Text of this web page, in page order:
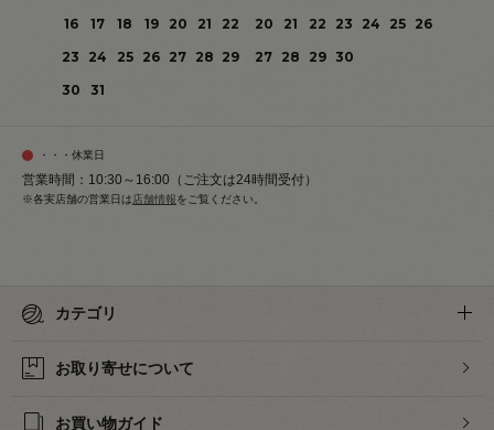
16
17 18 19 20 21
22
23
24 25 26 27 28 29
30
31
20
21 22 23 24 25
26
27 28 29 30
・・・休業日
営業時間：10:30～16:00（ご注文は24時間受付）
※各実店舗の営業日は 店舗情報をご覧ください。
カテゴリ
お取り寄せについて
お買い物ガイド